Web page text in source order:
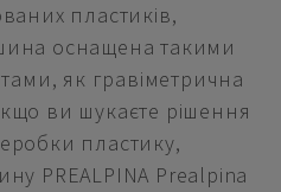
пластиків,
оснащена такими
як гравіметрична
ви шукаєте рішення
пластику,
PREALPINA Prealpina